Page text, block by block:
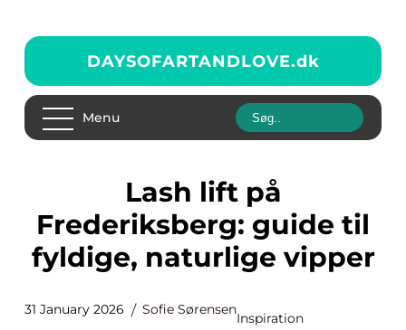
DAYSOFARTANDLOVE.dk
Menu
Lash lift på
Frederiksberg: guide til
fyldige, naturlige vipper
31 January 2026 Sofie Sørensen
Inspiration